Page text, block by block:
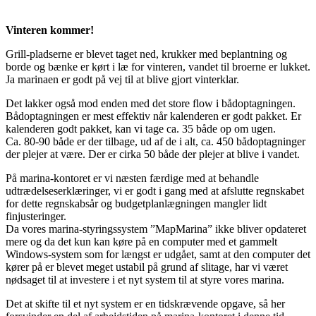
Vinteren kommer!
Grill-pladserne er blevet taget ned, krukker med beplantning og
borde og bænke er kørt i læ for vinteren, vandet til broerne er lukket.
Ja marinaen er godt på vej til at blive gjort vinterklar.
Det lakker også mod enden med det store flow i bådoptagningen.
Bådoptagningen er mest effektiv når kalenderen er godt pakket. Er
kalenderen godt pakket, kan vi tage ca. 35 både op om ugen.
Ca. 80-90 både er der tilbage, ud af de i alt, ca. 450 bådoptagninger
der plejer at være. Der er cirka 50 både der plejer at blive i vandet.
På marina-kontoret er vi næsten færdige med at behandle
udtrædelseserklæringer, vi er godt i gang med at afslutte regnskabet
for dette regnskabsår og budgetplanlægningen mangler lidt
finjusteringer.
Da vores marina-styringssystem ”MapMarina” ikke bliver opdateret
mere og da det kun kan køre på en computer med et gammelt
Windows-system som for længst er udgået, samt at den computer det
kører på er blevet meget ustabil på grund af slitage, har vi været
nødsaget til at investere i et nyt system til at styre vores marina.
Det at skifte til et nyt system er en tidskrævende opgave, så her